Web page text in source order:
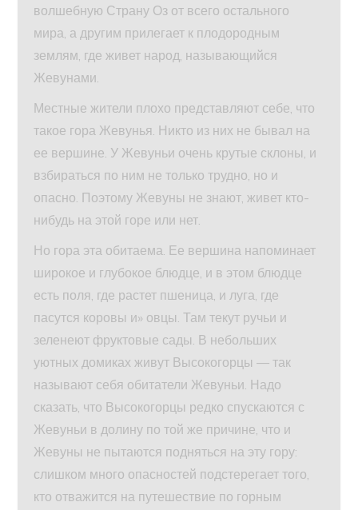
волшебную Страну Оз от всего остального
мира, а другим прилегает к плодородным
землям, где живет народ, называющийся
Жевунами.
Местные жители плохо представляют себе, что
такое гора Жевунья. Никто из них не бывал на
ее вершине. У Жевуньи очень крутые склоны, и
взбираться по ним не только трудно, но и
опасно. Поэтому Жевуны не знают, живет кто-
нибудь на этой горе или нет.
Но гора эта обитаема. Ее вершина напоминает
широкое и глубокое блюдце, и в этом блюдце
есть поля, где растет пшеница, и луга, где
пасутся коровы и» овцы. Там текут ручьи и
зеленеют фруктовые сады. В небольших
уютных домиках живут Высокогорцы — так
называют себя обитатели Жевуньи. Надо
сказать, что Высокогорцы редко спускаются с
Жевуньи в долину по той же причине, что и
Жевуны не пытаются подняться на эту гору:
слишком много опасностей подстерегает того,
кто отважится на путешествие по горным